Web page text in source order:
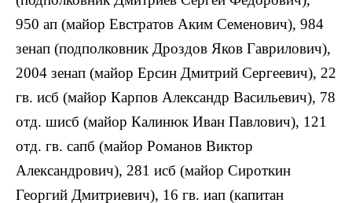
950 ап (майор Евстратов Аким Семенович), 984
зенап (подполковник Дроздов Яков Гаврилович),
2004 зенап (майор Ерсин Дмитрий Сергеевич), 22
гв. исб (майор Карпов Александр Васильевич), 78
отд. шисб (майор Калинюк Иван Павлович), 121
отд. гв. сапб (майор Романов Виктор
Александрович), 281 исб (майор Сироткин
Георгий Дмитриевич), 16 гв. иап (капитан